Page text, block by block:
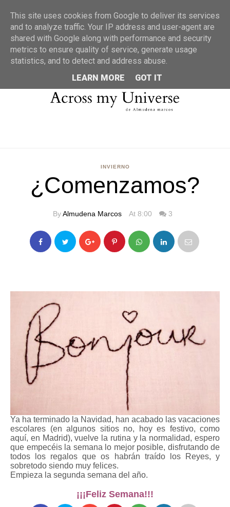
MENU
INVIERNO
¿Comenzamos?
ByAlmudena Marcos At 8:00 3
Ya ha terminado la Navidad, han acabado las vacaciones
escolares (en algunos sitios no, hoy es festivo, como
aquí, en Madrid), vuelve la rutina y la normalidad, espero
que empecéis la semana lo mejor posible, disfrutando de
todos los regalos que os habrán traído los Reyes, y
sobretodo siendo muy felices.
Empieza la segunda semana del año.
¡¡¡Feliz Semana!!!
This site uses cookies from Google to deliver its services
and to analyze traffic. Your IP address and user-agent are
shared with Google along with performance and security
metrics to ensure quality of service, generate usage
statistics, and to detect and address abuse.
LEARN MORE
GOT IT